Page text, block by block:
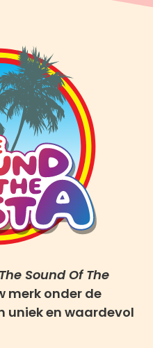
The Sound Of The
merk onder de
uniek en waardevol